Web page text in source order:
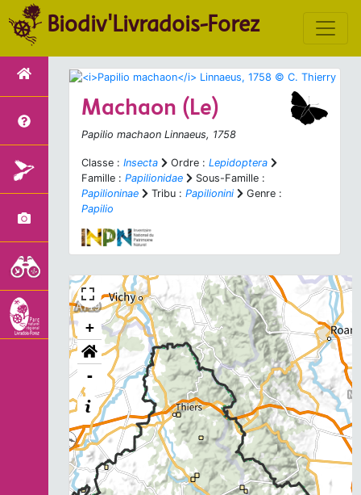
Biodiv'Livradois-Forez
Machaon (Le)
Papilio machaon Linnaeus, 1758
Classe : Insecta Ordre : Lepidoptera
Famille : Papilionidae
Sous-Famille :
Papilioninae
Tribu : Papilionini
Genre :
Papilio
+
-